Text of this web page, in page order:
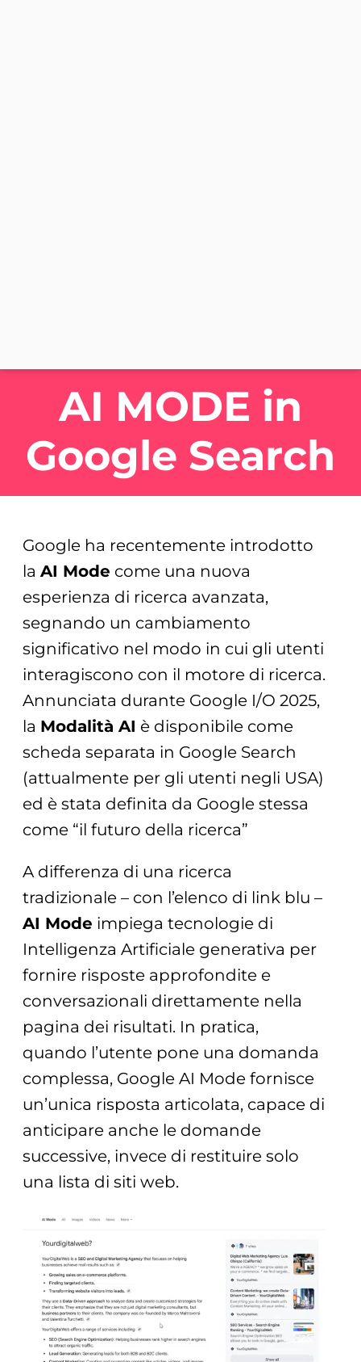
AI MODE in
Google Search
Google ha recentemente introdotto
la AI Mode come una nuova
esperienza di ricerca avanzata,
segnando un cambiamento
significativo nel modo in cui gli utenti
interagiscono con il motore di ricerca.
Annunciata durante Google I/O 2025,
la Modalità AI è disponibile come
scheda separata in Google Search
(attualmente per gli utenti negli USA)
ed è stata definita da Google stessa
come “il futuro della ricerca”
A differenza di una ricerca
tradizionale – con l’elenco di link blu –
AI Mode impiega tecnologie di
Intelligenza Artificiale generativa per
fornire risposte approfondite e
conversazionali direttamente nella
pagina dei risultati. In pratica,
quando l’utente pone una domanda
complessa, Google AI Mode fornisce
un’unica risposta articolata, capace di
anticipare anche le domande
successive, invece di restituire solo
una lista di siti web.